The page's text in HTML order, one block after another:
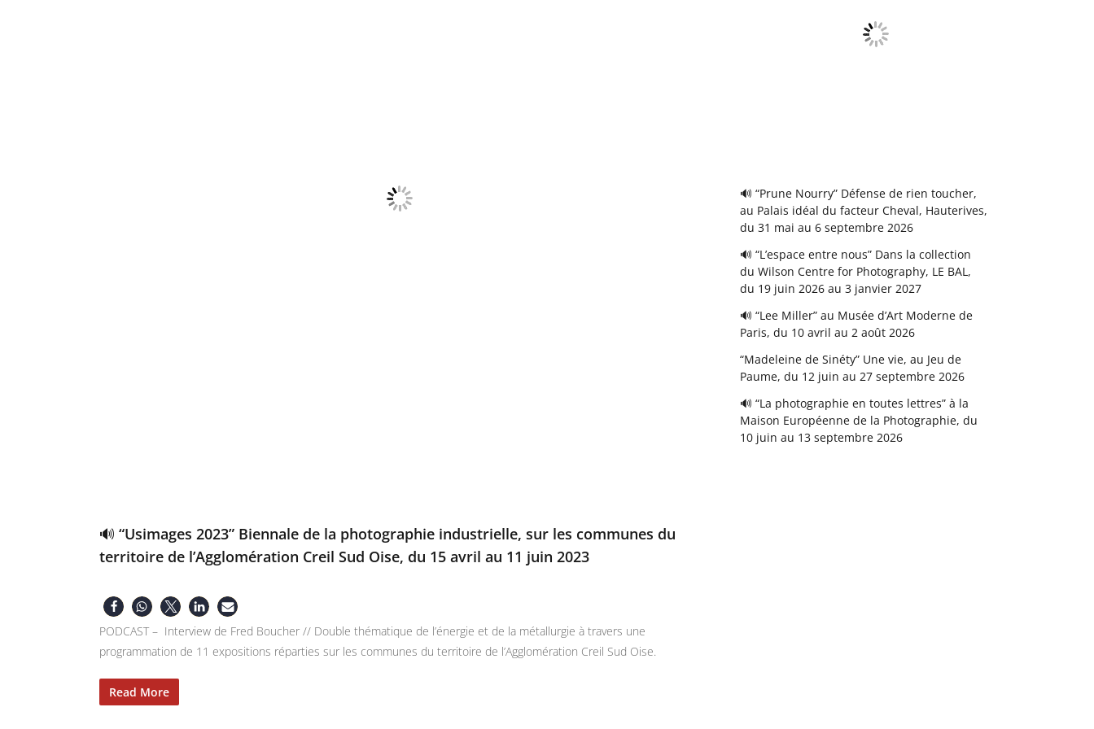
🔊 “Usimages 2023” Biennale de la photographie industrielle, sur les communes du
territoire de l’Agglomération Creil Sud Oise, du 15 avril au 11 juin 2023
PODCAST – Interview de Fred Boucher // Double thématique de l’énergie et de la métallurgie à travers une
programmation de 11 expositions réparties sur les communes du territoire de l’Agglomération Creil Sud Oise.
Read More
🔊 “Prune Nourry” Défense de rien toucher,
au Palais idéal du facteur Cheval, Hauterives,
du 31 mai au 6 septembre 2026
🔊 “L’espace entre nous” Dans la collection
du Wilson Centre for Photography, LE BAL,
du 19 juin 2026 au 3 janvier 2027
🔊 “Lee Miller” au Musée d’Art Moderne de
Paris, du 10 avril au 2 août 2026
“Madeleine de Sinéty” Une vie, au Jeu de
Paume, du 12 juin au 27 septembre 2026
🔊 “La photographie en toutes lettres” à la
Maison Européenne de la Photographie, du
10 juin au 13 septembre 2026